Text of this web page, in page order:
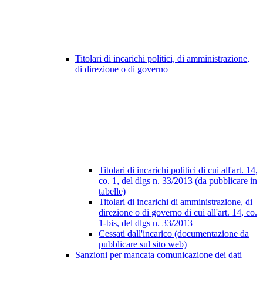
Titolari di incarichi politici, di amministrazione,
di direzione o di governo
Titolari di incarichi politici di cui all'art. 14,
co. 1, del dlgs n. 33/2013 (da pubblicare in
tabelle)
Titolari di incarichi di amministrazione, di
direzione o di governo di cui all'art. 14, co.
1-bis, del dlgs n. 33/2013
Cessati dall'incarico (documentazione da
pubblicare sul sito web)
Sanzioni per mancata comunicazione dei dati